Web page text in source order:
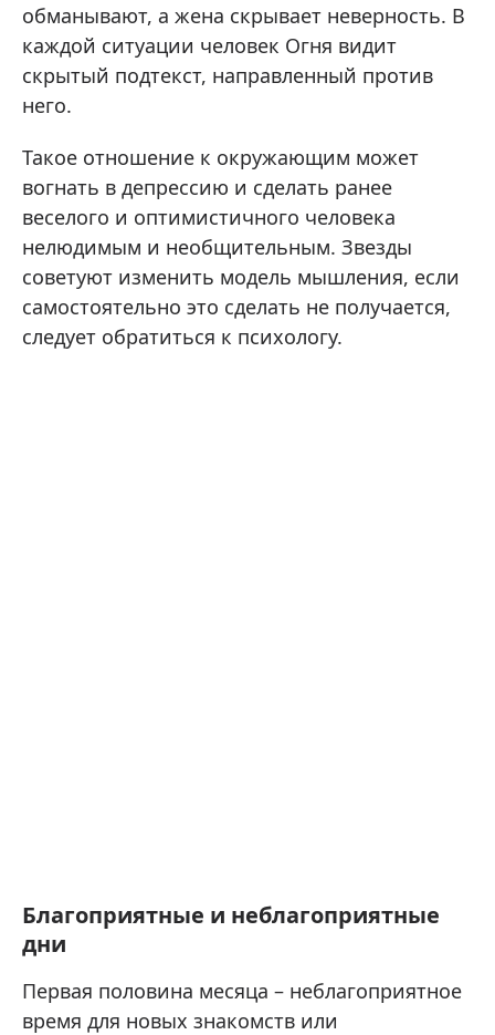
обманывают, а жена скрывает неверность. В
каждой ситуации человек Огня видит
скрытый подтекст, направленный против
него.
Такое отношение к окружающим может
вогнать в депрессию и сделать ранее
веселого и оптимистичного человека
нелюдимым и необщительным. Звезды
советуют изменить модель мышления, если
самостоятельно это сделать не получается,
следует обратиться к психологу.
Благоприятные и неблагоприятные
дни
Первая половина месяца – неблагоприятное
время для новых знакомств или